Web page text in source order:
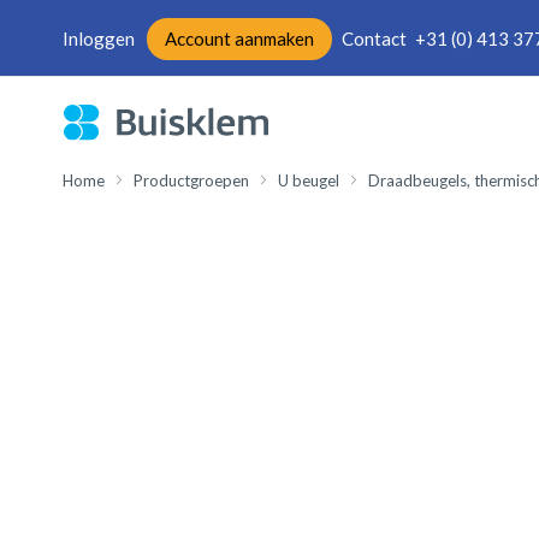
Inloggen Account aanmaken Contact +31 (0) 413
Ga
naar
inhoud
Home Productgroepen U beugel Draadbeugels,